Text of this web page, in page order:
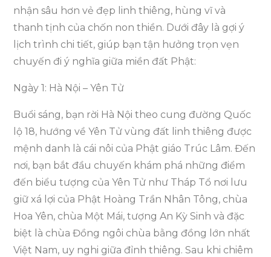
nhận sâu hơn vẻ đẹp linh thiêng, hùng vĩ và
thanh tịnh của chốn non thiền. Dưới đây là gợi ý
lịch trình chi tiết, giúp bạn tận hưởng trọn vẹn
chuyến đi ý nghĩa giữa miền đất Phật:
Ngày 1: Hà Nội – Yên Tử
Buổi sáng, bạn rời Hà Nội theo cung đường Quốc
lộ 18, hướng về Yên Tử vùng đất linh thiêng được
mệnh danh là cái nôi của Phật giáo Trúc Lâm. Đến
nơi, bạn bắt đầu chuyến khám phá những điểm
đến biểu tượng của Yên Tử như Tháp Tổ nơi lưu
giữ xá lợi của Phật Hoàng Trần Nhân Tông, chùa
Hoa Yên, chùa Một Mái, tượng An Kỳ Sinh và đặc
biệt là chùa Đồng ngôi chùa bằng đồng lớn nhất
Việt Nam, uy nghi giữa đỉnh thiêng. Sau khi chiêm